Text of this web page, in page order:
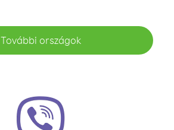
További országok